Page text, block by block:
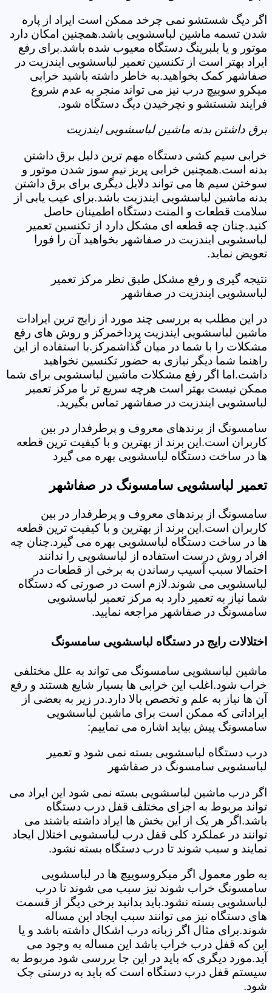
اگر دیگ شستشو نمی چرخد ممکن است ایراد از پاره
شدن تسمه ماشین لباسشویی باشد.همچنین امکان دارد
موتور و یا بلبرینگ دستگاه معیوب شده باشد.برای رفع
ایراد بهتر است از تکنسین تعمیر لباسشویی ایندزیت در
صفاشهر کمک بخواهید.به خاطر داشته باشید خرابی
میکرو سوییچ درب نیز می تواند منجر به عدم شروع
فرایند شستشو و نچرخیدن دیگ دستگاه شود.
برق داشتن بدنه ماشین لباسشویی ایندزیت
خرابی سیم کشی دستگاه مهم ترین دلیل برق داشتن
بدنه است.همچنین خرابی پریز نیم سوز شدن موتور و
سوختن سیم ها می تواند دلایل دیگری برای برق داشتن
بدنه ماشین لباسشویی ایندزیت باشد.برای عیب یابی از
سلامت قطعات و المنت دستگاه اطمینان حاصل
کنید.چنان چه قطعه ای مشکل دارد از تکنسین تعمیر
لباسشویی ایندزیت در صفاشهر بخواهید آن را فورا
تعویض نماید.
نتیجه گیری و رفع مشکل طبق نظر مرکز تعمیر
لباسشویی ایندزیت در صفاشهر
در این مطلب به بررسی چند مورد از رایج ترین ایرادات
ماشین لباسشویی ایندزیت پرداخمرکز و روش های رفع
مشکلات را با شما در میان گذاشمرکز.با استفاده از این
راهنما شما دیگر نیازی به حضور تکنسین نخواهید
داشت.اما اگر رفع مشکلات ماشین لباسشویی برای شما
ممکن نیست بهتر است هرچه سریع تر با مرکز تعمیر
لباسشویی ایندزیت در صفاشهر تماس بگیرید.
سامسونگ از برندهای معروف و پرطرفدار در بین
کاربران است.این برند از بهترین و با کیفیت ترین قطعه
ها در ساخت دستگاه لباسشویی بهره می گیرد
تعمیر لباسشویی سامسونگ در صفاشهر
سامسونگ از برندهای معروف و پرطرفدار در بین
کاربران است.این برند از بهترین و با کیفیت ترین قطعه
ها در ساخت دستگاه لباسشویی بهره می گیرد.چنان چه
افراد روش درست استفاده از لباسشویی را ندانند
احتمالا سبب آسیب رساندن به برخی از قطعات در
لباسشویی می شوند.لازم است در صورتی که دستگاه
شما نیاز به تعمیر دارد به مرکز تعمیر لباسشویی
سامسونگ در صفاشهر مراجعه نمایید.
اختلالات رایج در دستگاه لباسشویی سامسونگ
ماشین لباسشویی سامسونگ می تواند به علل مختلفی
خراب شود.اغلب این خرابی ها بسیار شایع هستند و رفع
آن ها نیاز به علم و تخصص بالا دارد.در زیر به بعضی از
ایراداتی که ممکن است برای ماشین لباسشویی
سامسونگ پیش بیاید اشاره می نماییم:
درب دستگاه لباسشویی بسته نمی شود و تعمیر
لباسشویی سامسونگ در صفاشهر
اگر درب ماشین لباسشویی بسته نمی شود این ایراد می
تواند مربوط به اجزای مختلف قفل درب دستگاه
باشد.اگر هر یک از این بخش ها ایراد داشته باشند می
توانند در عملکرد کلی قفل درب لباسشویی اختلال ایجاد
نمایند و سبب شوند تا درب دستگاه بسته نشود.
به طور معمول اگر میکروسوییچ ها در لباسشویی
سامسونگ خراب شوند نیز سبب می شوند تا درب
لباسشویی بسته نشود.باید بدانید برخی دیگر از قسمت
های دستگاه نیز می توانند سبب ایجاد این مساله
شوند.برای مثال اگر زبانه درب اشکال داشته باشد و یا
این که قفل درب خراب باشد این مساله به وجود می
آید.مورد دیگری که باید در این جا بررسی شود مربوط به
سیستم قفل درب دستگاه است که باید به درستی چک
شود.